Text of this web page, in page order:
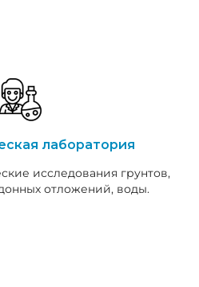
лаборатория
исследования грунтов,
отложений, воды.